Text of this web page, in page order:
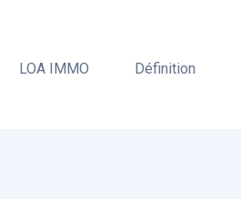
LOA IMMO Définition